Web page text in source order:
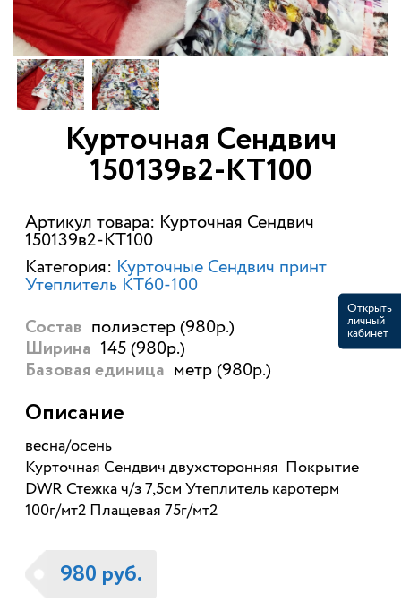
Курточная Сендвич
150139в2-КТ100
Артикул товара: Курточная Сендвич
150139в2-КТ100
Категория: Курточные Сендвич принт
Утеплитель КТ60-100
Состав полиэстер (980р.)
Ширина 145 (980р.)
Базовая единица метр (980р.)
Описание
весна/осень
Курточная Сендвич двухсторонняя Покрытие
DWR Стежка ч/з 7,5см Утеплитель каротерм
100г/мт2 Плащевая 75г/мт2
980 руб.
Открыть
личный
кабинет